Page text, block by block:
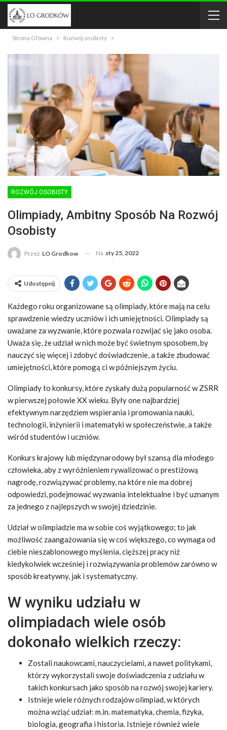
Strona Główna Rozwój osobisty
ROZWÓJ OSOBISTY
Olimpiady, Ambitny Sposób Na Rozwój
Osobisty
Przez LO Grodkow Na sty 25, 2022
Udostępnij
Każdego roku organizowane są olimpiady, które mają na celu
sprawdzenie wiedzy uczniów i ich umiejętności. Olimpiady są
uważane za wyzwanie, które pozwala rozwijać się jako osoba.
Uważa się, że udział w nich może być świetnym sposobem, by
nauczyć się więcej i zdobyć doświadczenie, a także zbudować
umiejętności, które pomogą ci w późniejszym życiu.
Olimpiady to konkursy, które zyskały dużą popularność w ZSRR
w pierwszej połowie XX wieku. Były one najbardziej
efektywnym narzędziem wspierania i promowania nauki,
technologii, inżynierii i matematyki w społeczeństwie, a także
wśród studentów i uczniów.
Konkurs krajowy lub międzynarodowy był szansą dla młodego
człowieka, aby z wyróżnieniem rywalizować o prestiżową
nagrodę, rozwiązywać problemy, na które nie ma dobrej
odpowiedzi, podejmować wyzwania intelektualne i być uznanym
za jednego z najlepszych w swojej dziedzinie.
Udział w olimpiadzie ma w sobie coś wyjątkowego; to jak
możliwość zaangażowania się w coś większego, co wymaga od
ciebie nieszablonowego myślenia, cięższej pracy niż
kiedykolwiek wcześniej i rozwiązywania problemów zarówno w
sposób kreatywny, jak i systematyczny.
W wyniku udziału w
olimpiadach wiele osób
dokonało wielkich rzeczy:
Zostali naukowcami, nauczycielami, a nawet politykami,
którzy wykorzystali swoje doświadczenia z udziału w
takich konkursach jako sposób na rozwój swojej kariery.
Istnieje wiele różnych rodzajów olimpiad, w których
można wziąć udział: m.in. matematyka, chemia, fizyka,
biologia, geografia i historia. Istnieje również wiele